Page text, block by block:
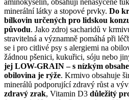
minerální látky a stopové prvky. Do
bílkovin určených pro lidskou
původu. Jako zdroj sacharidů v
stravitelná a významně pomáhá při
se i pro citlivé psy s alergiemi na
žádnou pšenici, kukuřici, sóju nebo
jej LOW-GRAIN – s nízkým
obilovina je rýže. Krmivo obsahuje
minerálů podporující zdravý růst a
zdravý zrak, Vitamin D3 důležitý